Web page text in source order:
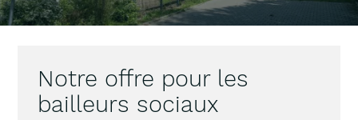
Notre offre pour les
bailleurs sociaux